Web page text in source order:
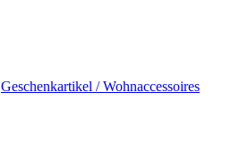
Geschenkartikel / Wohnaccessoires